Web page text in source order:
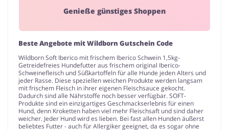
Genieße günstiges Shoppen
Beste Angebote mit Wildborn Gutschein Code
Wildborn Soft Iberico mit frischem Iberico Schwein 1,5kg-
Getreidefreies Hundefutter aus frischem original Iberico-
Schweinefleisch und Süßkartoffeln für alle Hunde jeden Alters und
jeder Rasse. Diese speziellen weichen Produkte werden langsam
mit frischem Fleisch in ihrer eigenen Fleischsauce gekocht.
Dadurch sind alle Nährstoffe noch besser verfügbar. SOFT-
Produkte sind ein einzigartiges Geschmackserlebnis für einen
Hund, denn Kroketten haben viel mehr Fleischsaft und sind daher
weicher. Jeder Hund wird es lieben. Bei fast allen Hunden äußerst
beliebtes Futter - auch für Allergiker geeignet, da es sogar ohne